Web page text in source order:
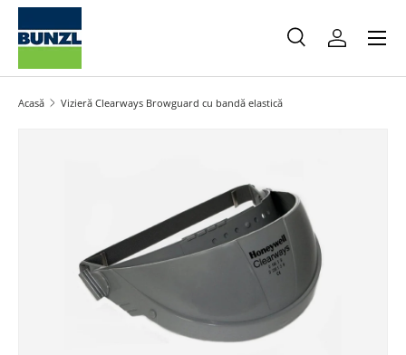
Salt la conținut
Caută
Caută
Meniu
Acasă Vizieră Clearways Browguard cu bandă elastică